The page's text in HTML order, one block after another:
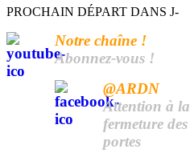
PROCHAIN DÉPART DANS J-
Notre chaîne !
Abonnez-vous !
@ARDN
Attention à la
fermeture des
portes